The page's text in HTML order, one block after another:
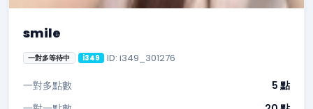
smile
一對多等待中 i349 ID: i349_301276
一對多點數
5 點